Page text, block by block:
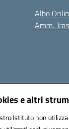
e altri
Istituto non
Albo
Amm.